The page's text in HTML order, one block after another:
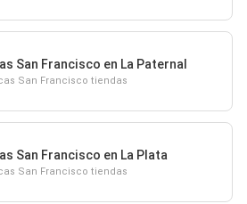
San Francisco en La Paternal
San Francisco tiendas
San Francisco en La Plata
San Francisco tiendas